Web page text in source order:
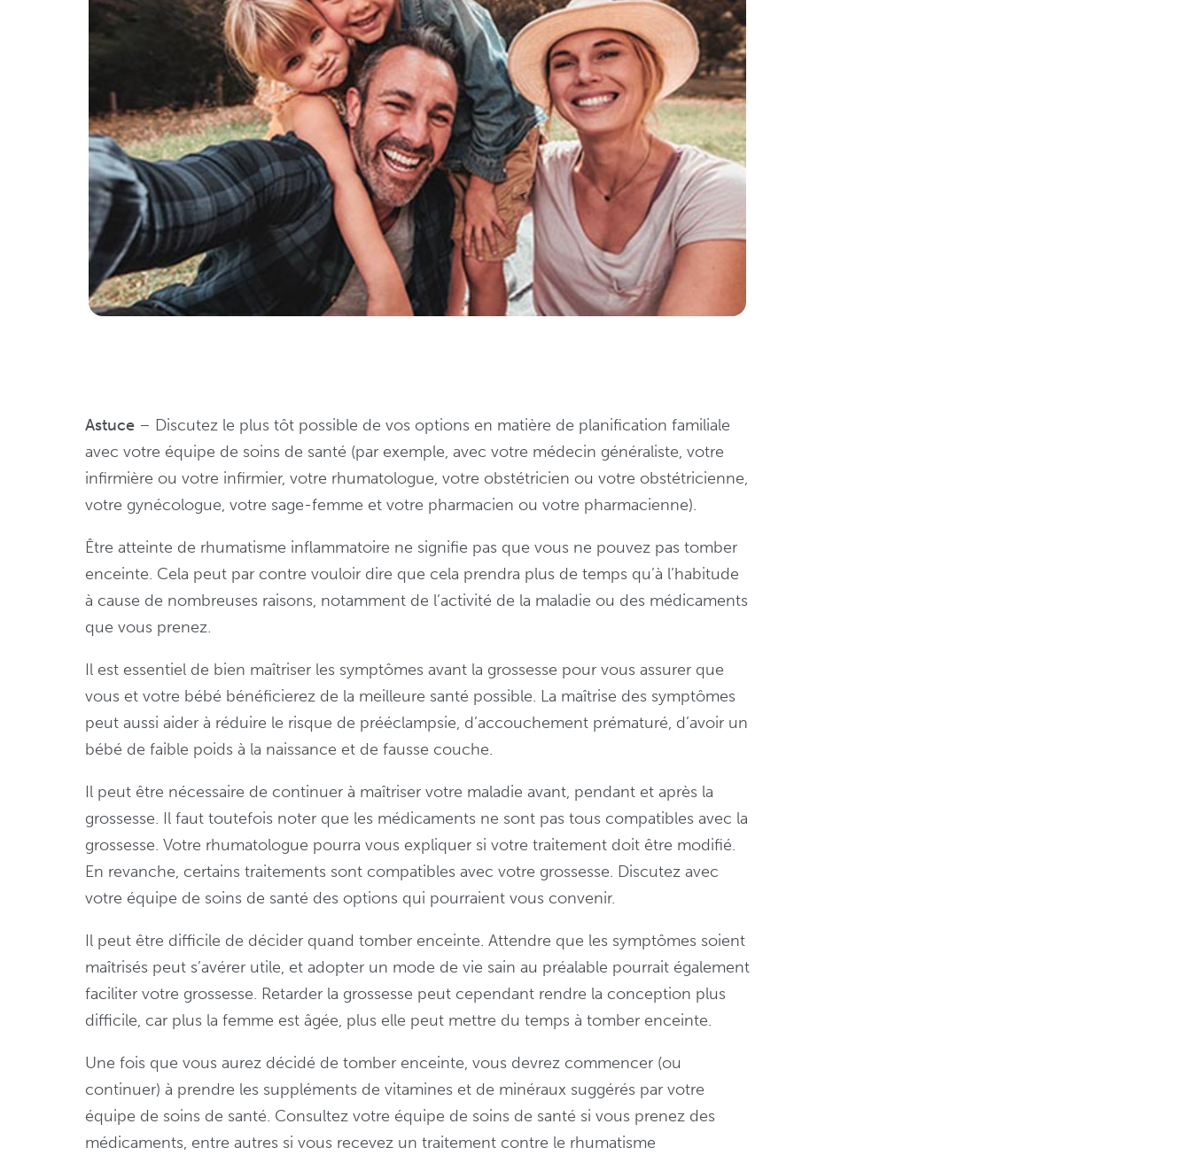
Astuce– Discutez le plus tôt possible de vos options en matière de planification familiale
avec votre équipe de soins de santé (par exemple, avec votre médecin généraliste, votre
infirmière ou votre infirmier, votre rhumatologue, votre obstétricien ou votre obstétricienne,
votre gynécologue, votre sage-femme et votre pharmacien ou votre pharmacienne).
Être atteinte de rhumatisme inflammatoire ne signifie pas que vous ne pouvez pas tomber
enceinte. Cela peut par contre vouloir dire que cela prendra plus de temps qu’à l’habitude
à cause de nombreuses raisons, notamment de l’activité de la maladie ou des médicaments
que vous prenez.
Il est essentiel de bien maîtriser les symptômes avant la grossesse pour vous assurer que
vous et votre bébé bénéficierez de la meilleure santé possible. La maîtrise des symptômes
peut aussi aider à réduire le risque de prééclampsie, d’accouchement prématuré, d’avoir un
bébé de faible poids à la naissance et de fausse couche.
Il peut être nécessaire de continuer à maîtriser votre maladie avant, pendant et après la
grossesse. Il faut toutefois noter que les médicaments ne sont pas tous compatibles avec la
grossesse. Votre rhumatologue pourra vous expliquer si votre traitement doit être modifié.
En revanche, certains traitements sont compatibles avec votre grossesse. Discutez avec
votre équipe de soins de santé des options qui pourraient vous convenir.
Il peut être difficile de décider quand tomber enceinte. Attendre que les symptômes soient
maîtrisés peut s’avérer utile, et adopter un mode de vie sain au préalable pourrait également
faciliter votre grossesse. Retarder la grossesse peut cependant rendre la conception plus
difficile, car plus la femme est âgée, plus elle peut mettre du temps à tomber enceinte.
Une fois que vous aurez décidé de tomber enceinte, vous devrez commencer (ou
continuer) à prendre les suppléments de vitamines et de minéraux suggérés par votre
équipe de soins de santé. Consultez votre équipe de soins de santé si vous prenez des
médicaments, entre autres si vous recevez un traitement contre le rhumatisme